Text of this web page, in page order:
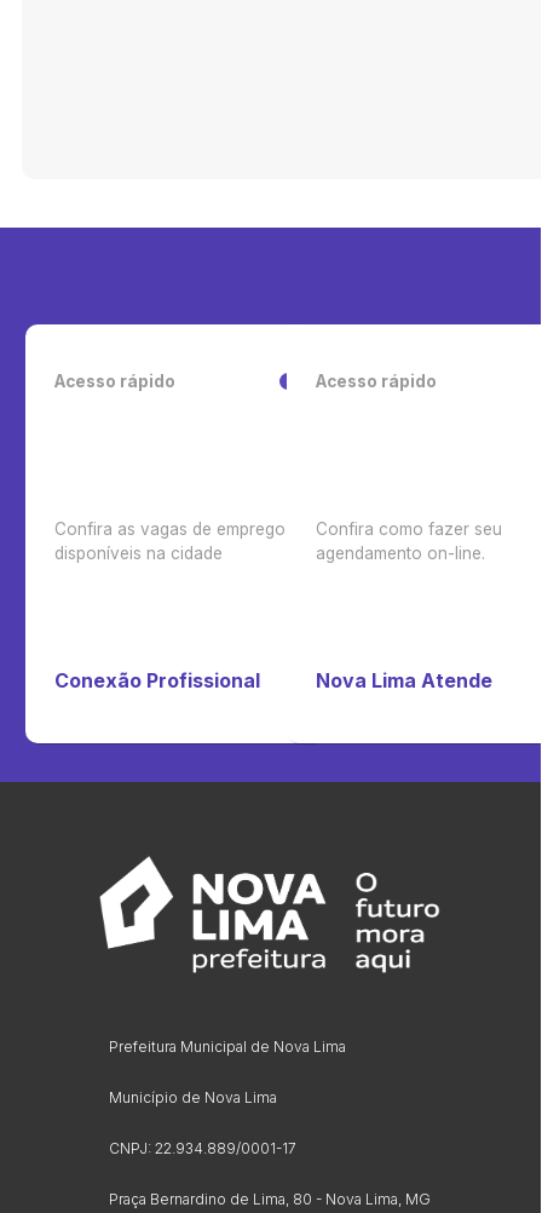
Acesso rápido
Confira as vagas de emprego
disponíveis na cidade
Conexão Profissional
Acesso rápido
Confira como fazer seu
agendamento on-line.
Nova Lima Atende
Prefeitura Municipal de Nova Lima
Município de Nova Lima
CNPJ: 22.934.889/0001-17
Praça Bernardino de Lima, 80 - Nova Lima, MG